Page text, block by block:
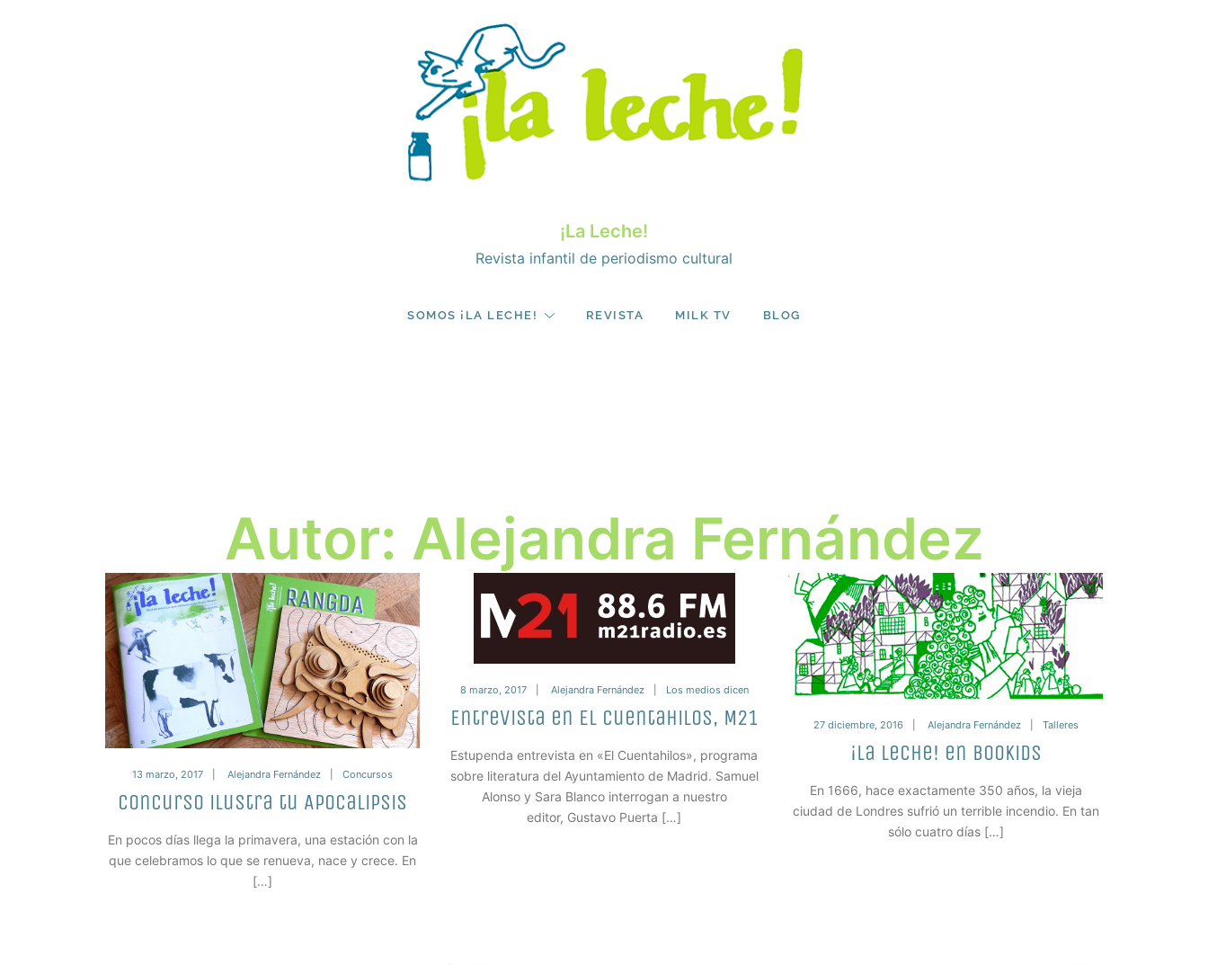
¡La Leche!
Revista infantil de periodismo cultural
SOMOS ¡LA LECHE! REVISTA MILK TV BLOG
Autor: Alejandra Fernández
13 marzo, 2017 Alejandra Fernández Concursos
Concurso ilustra tu Apocalipsis
En pocos días llega la primavera, una estación con la
que celebramos lo que se renueva, nace y crece. En
[…]
8 marzo, 2017 Alejandra Fernández Los medios dicen
Entrevista en El cuentahilos, M21
Estupenda entrevista en «El Cuentahilos», programa
sobre literatura del Ayuntamiento de Madrid. Samuel
Alonso y Sara Blanco interrogan a nuestro
editor, Gustavo Puerta […]
27 diciembre, 2016 Alejandra Fernández Talleres
¡La leche! en Bookids
En 1666, hace exactamente 350 años, la vieja
ciudad de Londres sufrió un terrible incendio. En tan
sólo cuatro días […]